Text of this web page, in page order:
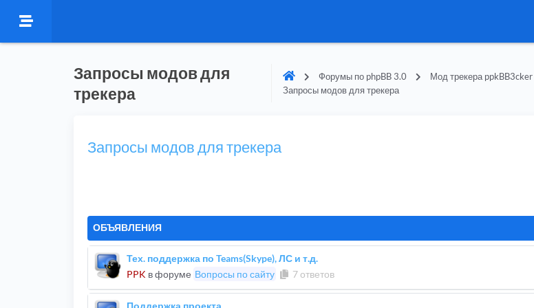
Запросы модов для
трекера
Форумы по phpBB 3.0 Мод трекера ppkBB3cker
Запросы модов для трекера
Запросы модов для трекера
ОБЪЯВЛЕНИЯ
Тех. поддержка по Teams(Skype), ЛС и т.д.
PPK в форуме Вопросы по сайту 7 ответов